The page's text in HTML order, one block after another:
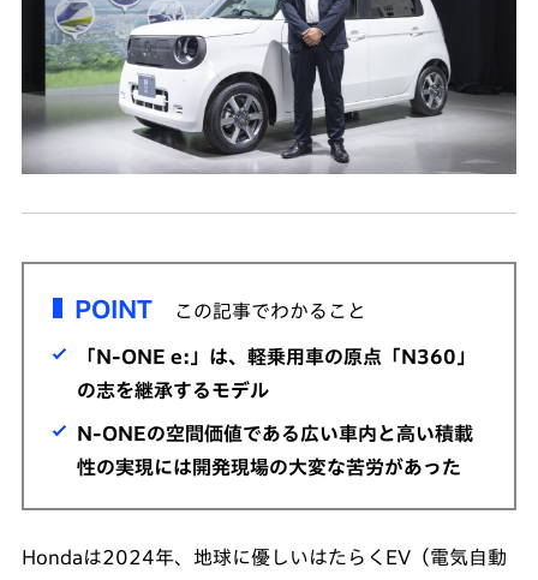
POINT この記事でわかること
「N-ONE e:」は、軽乗用車の原点「N360」
の志を継承するモデル
N-ONEの空間価値である広い車内と高い積載
性の実現には開発現場の大変な苦労があった
Hondaは2024年、地球に優しいはたらくEV（電気自動